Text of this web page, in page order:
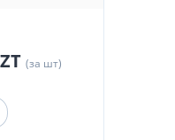
(за шт)